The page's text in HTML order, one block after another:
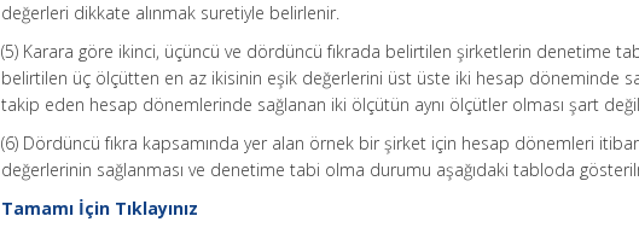
değerleri dikkate alınmak suretiyle belirlenir.
(5) Karara göre ikinci, üçüncü ve dördüncü fıkrada belirtilen şirketlerin denetime
belirtilen üç ölçütten en az ikisinin eşik değerlerini üst üste iki hesap döneminde
takip eden hesap dönemlerinde sağlanan iki ölçütün aynı ölçütler olması şart
(6) Dördüncü fıkra kapsamında yer alan örnek bir şirket için hesap dönemleri
değerlerinin sağlanması ve denetime tabi olma durumu aşağıdaki tabloda
Tamamı İçin Tıklayınız